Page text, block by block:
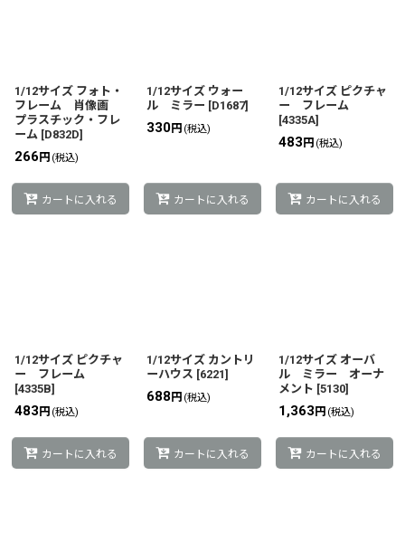
1/12サイズ フォト・
フレーム 肖像画
プラスチック・フレ
ーム [D832D]
266 円 (税込)
カートに入れる
1/12サイズ ウォー
ル ミラー [D1687]
330円 (税込)
カートに入れる
1/12サイズ ピクチャ
ー フレーム
[4335A]
483 円 (税込)
カートに入れる
1/12サイズ ピクチャ
ー フレーム
[4335B]
483 円 (税込)
カートに入れる
1/12サイズ カントリ
ーハウス [6221]
688 円 (税込)
カートに入れる
1/12サイズ オーバ
ル ミラー オーナ
メント [5130]
1,363 円 (税込)
カートに入れる